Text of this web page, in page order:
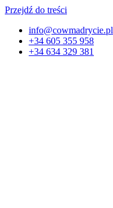
Przejdź do treści
info@cowmadrycie.pl
+34 605 355 958
+34 634 329 381​